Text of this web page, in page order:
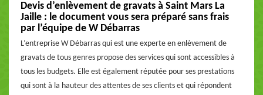
Devis d’enlèvement de gravats à Saint Mars La
Jaille : le document vous sera préparé sans frais
par l’équipe de W Débarras
L’entreprise W Débarras qui est une experte en enlèvement de
gravats de tous genres propose des services qui sont accessibles à
tous les budgets. Elle est également réputée pour ses prestations
qui sont à la hauteur des attentes de ses clients et qui répondent